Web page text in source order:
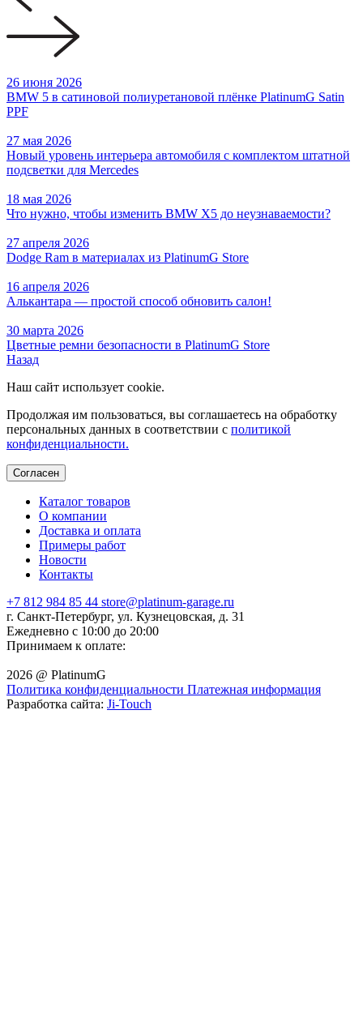
26 июня 2026
BMW 5 в сатиновой полиуретановой плёнке PlatinumG Satin
PPF
27 мая 2026
Новый уровень интерьера автомобиля с комплектом штатной
подсветки для Mercedes
18 мая 2026
Что нужно, чтобы изменить BMW X5 до неузнаваемости?
27 апреля 2026
Dodge Ram в материалах из PlatinumG Store
16 апреля 2026
Алькантара — простой способ обновить салон!
30 марта 2026
Цветные ремни безопасности в PlatinumG Store
Назад
Наш сайт использует cookie.
Продолжая им пользоваться, вы соглашаетесь на обработку
персональных данных в соответствии с политикой
конфиденциальности.
Согласен
Каталог товаров
О компании
Доставка и оплата
Примеры работ
Новости
Контакты
+7 812 984 85 44 store@platinum-garage.ru
г. Санкт-Петербург, ул. Кузнецовская, д. 31
Ежедневно с 10:00 до 20:00
Принимаем к оплате:
2026 @ PlatinumG
Политика конфиденциальности Платежная информация
Разработка сайта: Ji-Touch